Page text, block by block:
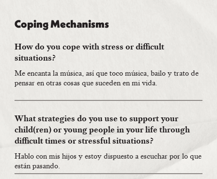
Coping Mechanisms
How do you cope with stress or difficult
situations?
Me encanta la música, así que toco música, bailo y trato de
pensar en otras cosas que suceden en mi vida.
What strategies do you use to support your
child(ren) or young people in your life through
difficult times or stressful situations?
Hablo con mis hijos y estoy dispuesto a escuchar por lo que
están pasando.